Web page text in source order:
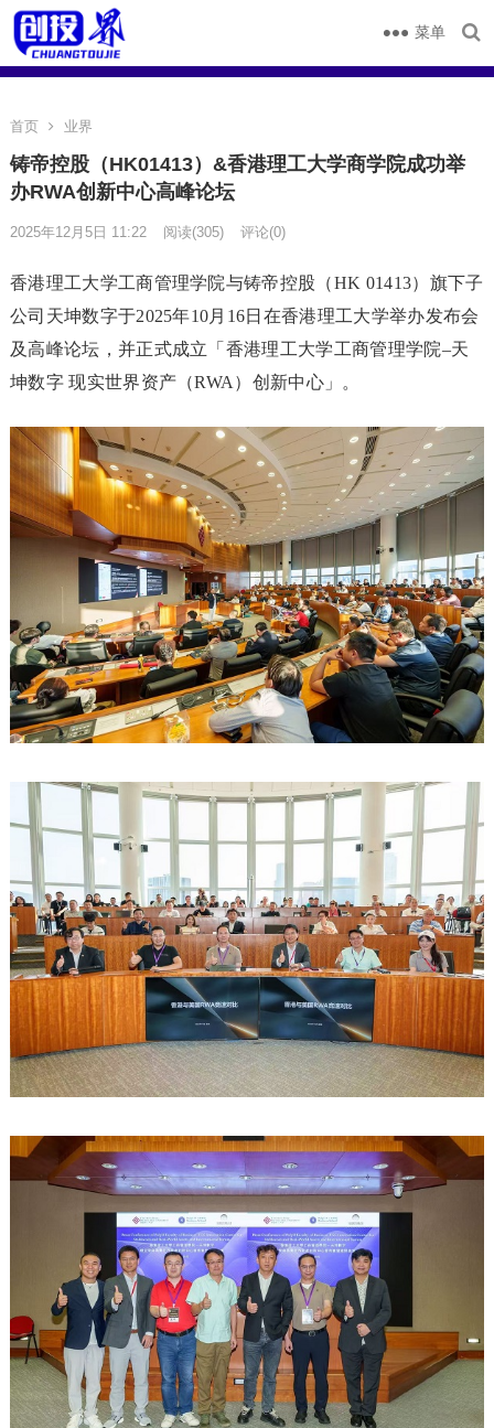
菜单
首页 业界
铸帝控股（HK01413）&香港理工大学商学院成功举
办RWA创新中心高峰论坛
2025年12月5日 11:22 阅读(305) 评论(0)
香港理工大学工商管理学院与铸帝控股（HK 01413）旗下子
公司天坤数字于2025年10月16日在香港理工大学举办发布会
及高峰论坛，并正式成立「香港理工大学工商管理学院–天
坤数字 现实世界资产（RWA ）创新中心」。